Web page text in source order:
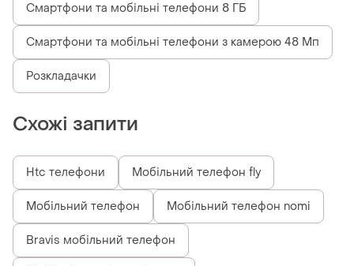
Смартфони та мобільні телефони 8 ГБ
Смартфони та мобільні телефони з камерою 48 Мп
Розкладачки
Схожі запити
Htc телефони Мобільний телефон fly
Мобільний телефон Мобільний телефон nomi
Bravis мобільний телефон